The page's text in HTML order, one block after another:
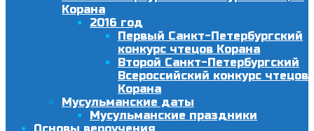
Корана
2016 год
Первый Санкт-Петербургский
конкурс чтецов Корана
Второй Санкт-Петербургский
Всероссийский конкурс чтецов
Корана
Мусульманские даты
Мусульманские праздники